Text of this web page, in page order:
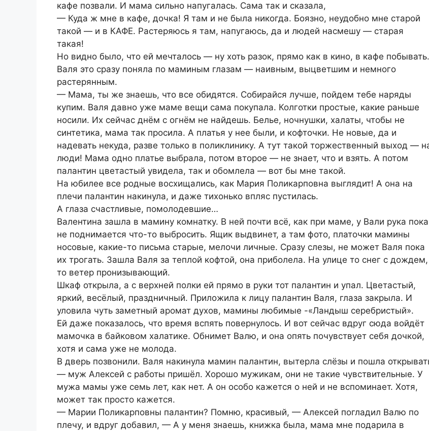
кафе позвали. И мама сильно напугалась. Сама так и сказала,
— Куда ж мне в кафе, дочка! Я там и не была никогда. Боязно, неудобно мне старой
такой — и в КАФЕ. Растеряюсь я там, напугаюсь, да и людей насмешу — старая
такая!
Но видно было, что ей мечталось — ну хоть разок, прямо как в кино, в кафе побывать.
Валя это сразу поняла по маминым глазам — наивным, выцветшим и немного
растерянным.
— Мама, ты же знаешь, что все обидятся. Собирайся лучше, пойдем тебе наряды
купим. Валя давно уже маме вещи сама покупала. Колготки простые, какие раньше
носили. Их сейчас днём с огнём не найдешь. Белье, ночнушки, халаты, чтобы не
синтетика, мама так просила. А платья у нее были, и кофточки. Не новые, да и
надевать некуда, разве только в поликлинику. А тут такой торжественный выход —
люди! Мама одно платье выбрала, потом второе — не знает, что и взять. А потом
палантин цветастый увидела, так и обомлела — вот бы мне такой.
На юбилее все родные восхищались, как Мария Поликарповна выглядит! А она на
плечи палантин накинула, и даже тихонько впляс пустилась.
А глаза счастливые, помолодевшие…
Валентина зашла в мамину комнатку. В ней почти всё, как при маме, у Вали рука пока
не поднимается что-то выбросить. Ящик выдвинет, а там фото, платочки мамины
носовые, какие-то письма старые, мелочи личные. Сразу слезы, не может Валя пока
их трогать. Зашла Валя за теплой кофтой, она приболела. На улице то снег с дождем,
то ветер пронизывающий.
Шкаф открыла, а с верхней полки ей прямо в руки тот палантин и упал. Цветастый,
яркий, весёлый, праздничный. Приложила к лицу палантин Валя, глаза закрыла. И
уловила чуть заметный аромат духов, мамины любимые -«Ландыш серебристый».
Ей даже показалось, что время вспять повернулось. И вот сейчас вдруг сюда войдёт
мамочка в байковом халатике. Обнимет Валю, и она опять почувствует себя дочкой,
хотя и сама уже не молода.
В дверь позвонили. Валя накинула мамин палантин, вытерла слёзы и пошла
— муж Алексей с работы пришёл. Хорошо мужикам, они не такие чувствительные. У
мужа мамы уже семь лет, как нет. А он особо кажется о ней и не вспоминает. Хотя,
может так просто кажется.
— Марии Поликарповны палантин? Помню, красивый, — Алексей погладил Валю по
плечу, и вдруг добавил, — А у меня знаешь, книжка была, мама мне подарила в